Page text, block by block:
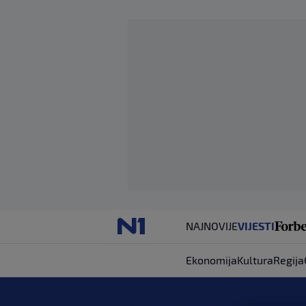
NAJNOVIJEVIJESTI
EkonomijaKulturaRegija